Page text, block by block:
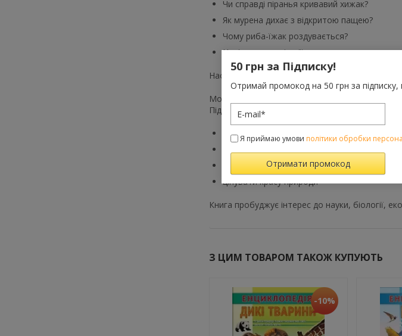
Чи справді піранья кривавий хижак?
Як мурена дихає з відкритою пащею?
Чому риба-їжак роздувається?
Навіщо морські змії випливають на
Наочні ілюстрації, фото, діалоги, гумор та
Морські глибини — це не лише загадка, це
Підводний світ вчить дітей:
спостерігати
вивчати незвичне і порівнювати
цінувати красу природи
Книга пробуджує інтерес до науки, біології,
З ЦИМ ТОВАРОМ ТАКОЖ КУПУЮТЬ
-10%
50 грн за Підписку!
Отримай промокод на 50 грн за
Я приймаю умови політики обробки